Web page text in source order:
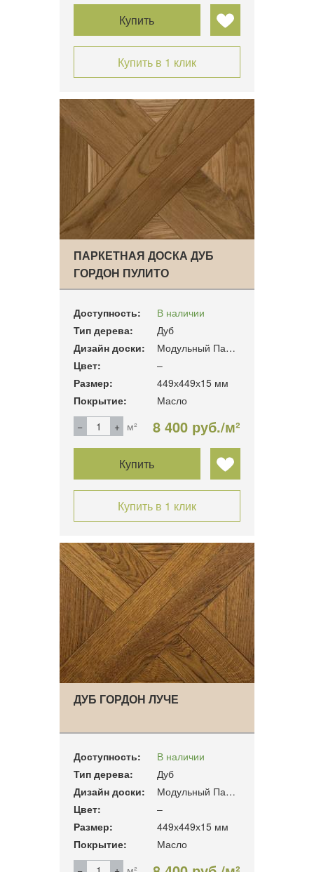
Купить
Купить в 1 клик
ПАРКЕТНАЯ ДОСКА ДУБ
ГОРДОН ПУЛИТО
Доступность:
В наличии
Тип дерева:
Дуб
Дизайн доски:
Модульный Паркет
Цвет:
–
Размер:
449х449х15 мм
Покрытие:
Масло
м²
8 400 руб./м²
Купить
Купить в 1 клик
ДУБ ГОРДОН ЛУЧЕ
Доступность:
В наличии
Тип дерева:
Дуб
Дизайн доски:
Модульный Паркет
Цвет:
–
Размер:
449х449х15 мм
Покрытие:
Масло